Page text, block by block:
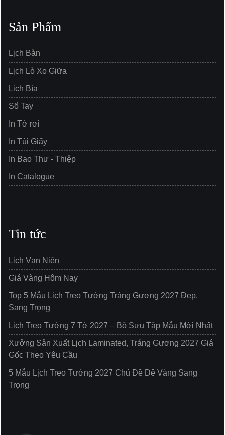
Sản Phẩm
Lịch Bàn
Lịch Lò Xo Giữa
Lịch Bìa
Sổ Tay
In Tờ rơi
In Túi Giấy
In Bao Thư - Thiệp
In Catalogue
Tin tức
Lịch Vạn Niên
Giá Vàng Hôm Nay
Top 5 Mẫu Lịch Treo Tường Tráng Gương 2027 Đẹp,
Sang Trọng
Lịch Treo Tường 7 Tờ 2027 – Bộ Sưu Tập Mẫu Mới Nhất
Xưởng Sản Xuất Lịch Laminated, Tráng Gương 2027 Giá
Gốc Theo Yêu Cầu
5 Mẫu Lịch Treo Tường 2027 Chủ Đề Dê Vàng Sang
Trọng